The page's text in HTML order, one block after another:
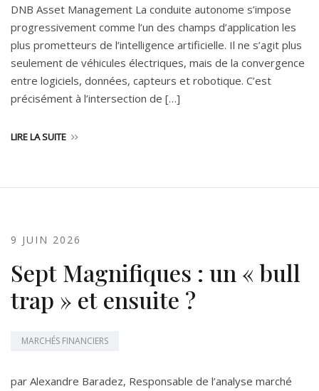
DNB Asset Management La conduite autonome s’impose
progressivement comme l’un des champs d’application les
plus prometteurs de l’intelligence artificielle. Il ne s’agit plus
seulement de véhicules électriques, mais de la convergence
entre logiciels, données, capteurs et robotique. C’est
précisément à l’intersection de […]
LIRE LA SUITE
9 JUIN 2026
Sept Magnifiques : un « bull
trap » et ensuite ?
MARCHÉS FINANCIERS
par Alexandre Baradez, Responsable de l’analyse marché